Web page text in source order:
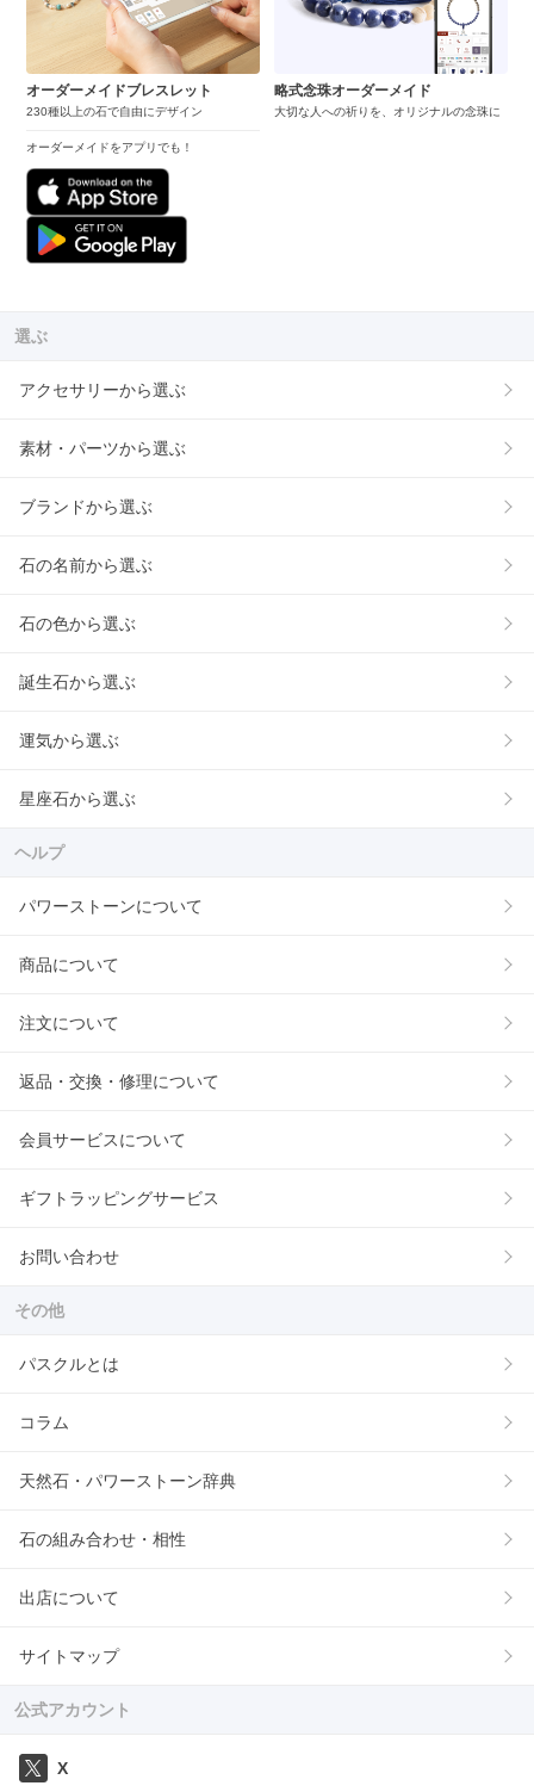
オーダーメイドブレスレット
230種以上の石で自由にデザイン
オーダーメイドをアプリでも！
略式念珠オーダーメイド
大切な人への祈りを、オリジナルの念珠に
選ぶ
アクセサリーから選ぶ
素材・パーツから選ぶ
ブランドから選ぶ
石の名前から選ぶ
石の色から選ぶ
誕生石から選ぶ
運気から選ぶ
星座石から選ぶ
ヘルプ
パワーストーンについて
商品について
注文について
返品・交換・修理について
会員サービスについて
ギフトラッピングサービス
お問い合わせ
その他
パスクルとは
コラム
天然石・パワーストーン辞典
石の組み合わせ・相性
出店について
サイトマップ
公式アカウント
X